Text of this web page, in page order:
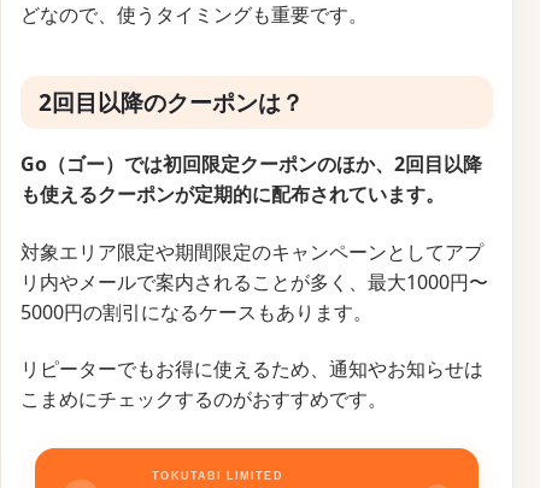
どなので、使うタイミングも重要です。
2回目以降のクーポンは？
Go（ゴー）では初回限定クーポンのほか、2回目以降
も使えるクーポンが定期的に配布されています。
対象エリア限定や期間限定のキャンペーンとしてアプ
リ内やメールで案内されることが多く、最大1000円〜
5000円の割引になるケースもあります。
リピーターでもお得に使えるため、通知やお知らせは
こまめにチェックするのがおすすめです。
TOKUTABI LIMITED